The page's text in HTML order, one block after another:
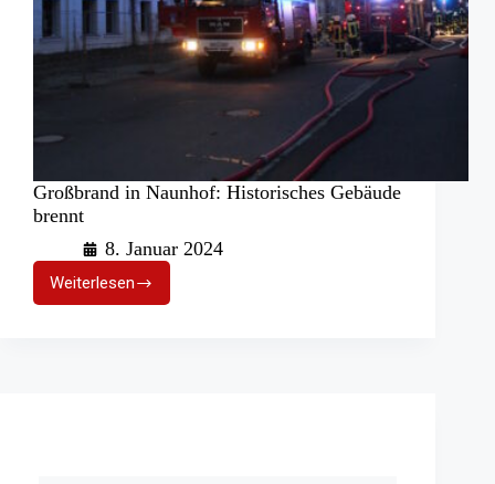
Großbrand in Naunhof: Historisches Gebäude
brennt
8. Januar 2024
WeiterlesenGroßbrand
in